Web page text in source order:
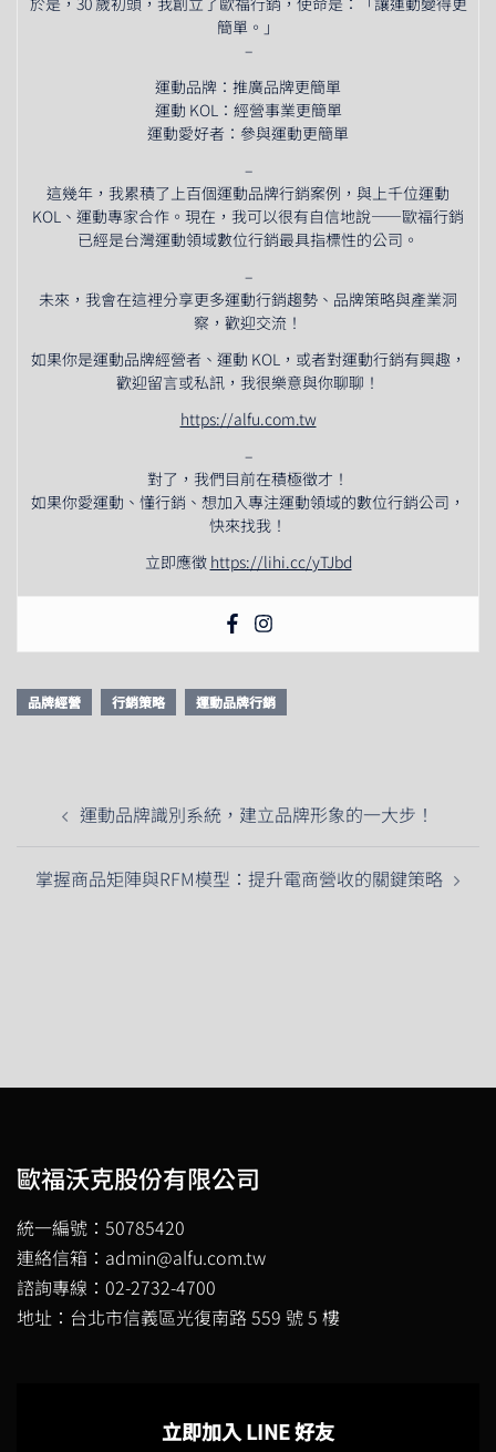
簡單。」
–
運動品牌：推廣品牌更簡單
運動 KOL：經營事業更簡單
運動愛好者：參與運動更簡單
–
這幾年，我累積了上百個運動品牌行銷案例，與上千位運動
KOL、運動專家合作。現在，我可以很有自信地說——歐福行銷
已經是台灣運動領域數位行銷最具指標性的公司。
–
未來，我會在這裡分享更多運動行銷趨勢、品牌策略與產業洞
察，歡迎交流！
如果你是運動品牌經營者、運動 KOL，或者對運動行銷有興趣，
歡迎留言或私訊，我很樂意與你聊聊！
https://alfu.com.tw
–
對了，我們目前在積極徵才！
如果你愛運動、懂行銷、想加入專注運動領域的數位行銷公司，
快來找我！
立即應徵 https://lihi.cc/yTJbd
品牌經營 行銷策略 運動品牌行銷
導
覽
運動品牌識別系統，建立品牌形象的一大步！
掌握商品矩陣與RFM模型：提升電商營收的關鍵策略
歐福沃克股份有限公司
統一編號：50785420
連絡信箱：admin@alfu.com.tw
諮詢專線：02-2732-4700
地址：台北市信義區光復南路 559 號 5 樓
立即加入 LINE 好友